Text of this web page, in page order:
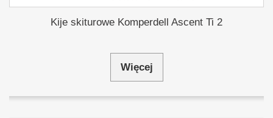
Kije skiturowe Komperdell Ascent Ti 2
Więcej